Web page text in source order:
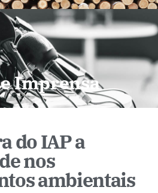
Imprensa
do IAP a
nos
ambientais